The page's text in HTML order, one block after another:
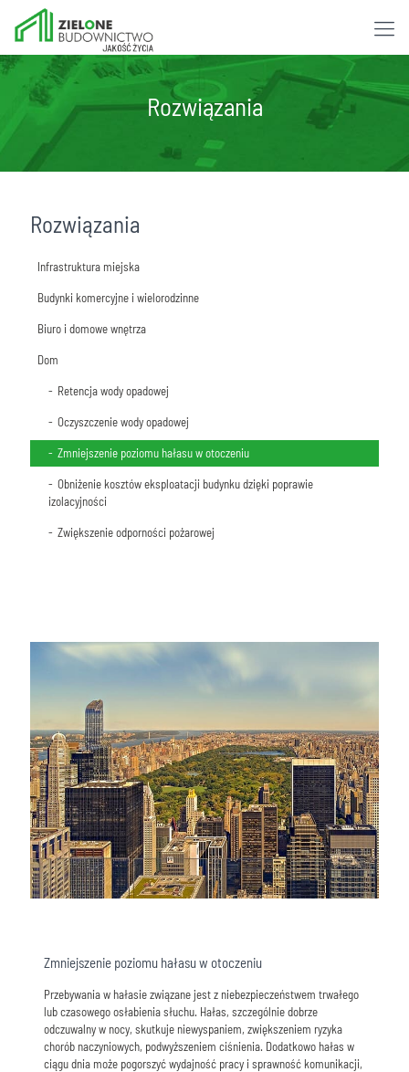
Rozwiązania
Rozwiązania
Infrastruktura miejska
Retencja wody opadowej
Ograniczenie zanieczyszczeń powietrza
Pozyskanie dodatkowej powierzchni biologicznie czynnej
Ograniczenie efektu (wyspy ciepła)
Obniżenie kosztów eksploatacji budynku dzięki poprawie
izolacyjności
Zmniejszenie poziomu hałasu w otoczeniu
Budynki komercyjne i wielorodzinne
Retencja wody
Pozyskanie dodatkowej powierzchni biologicznie czynnej
Dodatkowe punkty w projektach LEED i BREAM
Biuro i domowe wnętrza
Zdrowy klimat we wnętrzu
Zwiększenie produktywności
Dom
Retencja wody opadowej
Oczyszczenie wody opadowej
Zmniejszenie poziomu hałasu w otoczeniu
Obniżenie kosztów eksploatacji budynku dzięki poprawie
izolacyjności
Zwiększenie odporności pożarowej
Zmniejszenie poziomu hałasu w otoczeniu
Przebywania w hałasie związane jest z niebezpieczeństwem trwałego
lub czasowego osłabienia słuchu. Hałas, szczególnie dobrze
odczuwalny w nocy, skutkuje niewyspaniem, zwiększeniem ryzyka
chorób naczyniowych, podwyższeniem ciśnienia. Dodatkowo hałas w
ciągu dnia może pogorszyć wydajność pracy i sprawność komunikacji,